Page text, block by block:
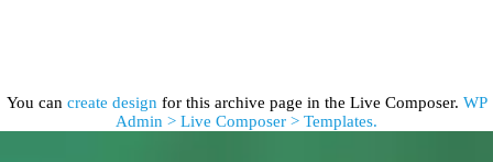
You can create design for this archive page in the Live Composer. WP
Admin > Live Composer > Templates.